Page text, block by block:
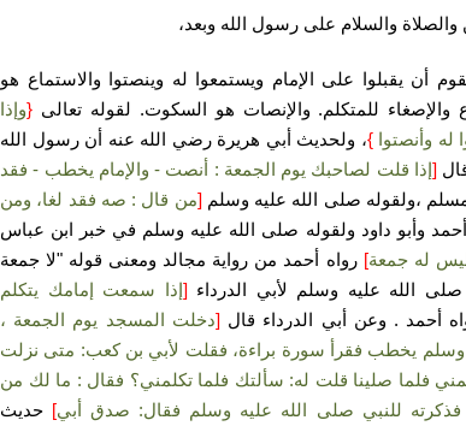
والصلاة والسلام على رسول الله وبعد،
أن يقبلوا على الإمام ويستمعوا له وينصتوا والاستماع هو
والإصغاء للمتكلم. والإنصات هو السكوت. لقوله تعالى {وإذا
له وأنصتوا }، ولحديث أبي هريرة رضي الله عنه أن رسول الله
[إذا قلت لصاحبك يوم الجمعة : أنصت - والإمام يخطب - فقد
،ولقوله صلى الله عليه وسلم[من قال : صه فقد لغا، ومن
وأبو داود ولقوله صلى الله عليه وسلم في خبر ابن عباس
له جمعة] رواه أحمد من رواية مجالد ومعنى قوله "لا جمعة
الله عليه وسلم لأبي الدرداء[إذا سمعت إمامك يتكلم
أحمد . وعن أبي الدرداء قال[دخلت المسجد يوم الجمعة ،
وسلم يخطب فقرأ سورة براءة، فقلت لأبي بن كعب: متى نزلت
فلما صلينا قلت له: سألتك فلما تكلمني؟ فقال : ما لك من
فذكرته للنبي صلى الله عليه وسلم فقال: صدق أبي] حديث